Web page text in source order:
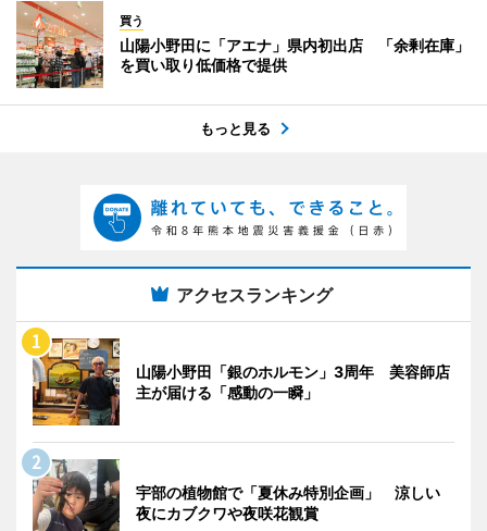
買う
山陽小野田に「アエナ」県内初出店 「余剰在庫」
を買い取り低価格で提供
もっと見る
アクセスランキング
山陽小野田「銀のホルモン」3周年 美容師店
主が届ける「感動の一瞬」
宇部の植物館で「夏休み特別企画」 涼しい
夜にカブクワや夜咲花観賞